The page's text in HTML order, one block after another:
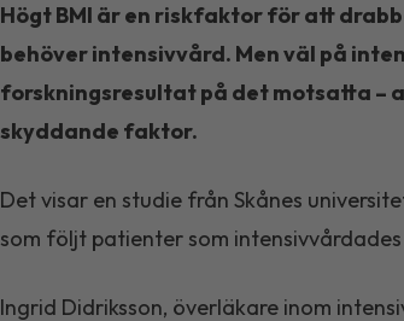
Högt BMI är en riskfaktor för att
behöver intensivvård. Men väl på
forskningsresultat på det motsatta –
skyddande faktor.
Det visar en studie från Skånes
som följt patienter som
Ingrid Didriksson, överläkare inom